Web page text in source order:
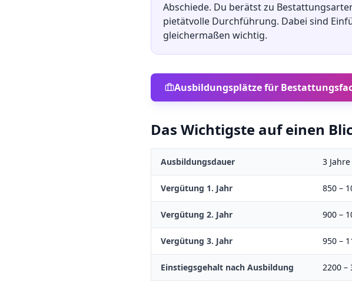
Abschiede. Du berätst zu
pietätvolle Durchführung. Dabei sind
gleichermaßen wichtig.
Ausbildungsplätze für
Das Wichtigste auf einen
Ausbildungsdauer 3 Jahre
Vergütung 1. Jahr 850 –
Vergütung 2. Jahr 900 –
Vergütung 3. Jahr 950 –
Einstiegsgehalt nach Ausbildung 2200 –